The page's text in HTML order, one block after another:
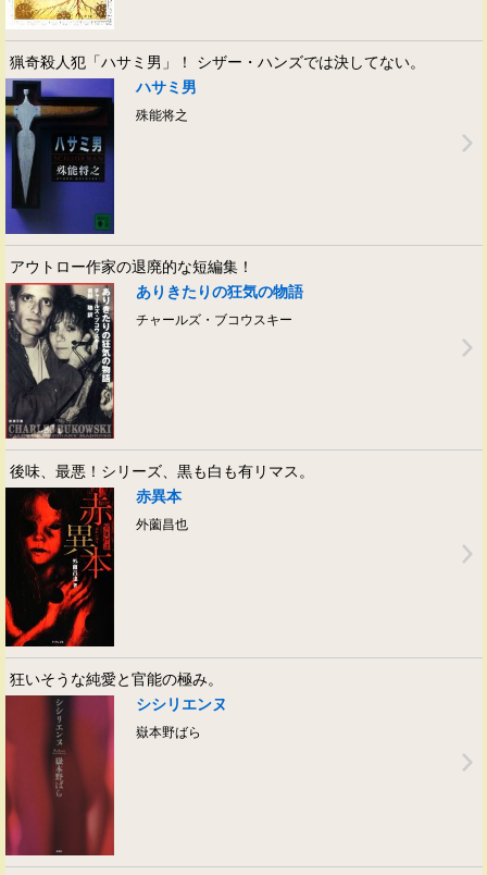
猟奇殺人犯「ハサミ男」！ シザー・ハンズでは決してない。
ハサミ男
殊能将之
アウトロー作家の退廃的な短編集！
ありきたりの狂気の物語
チャールズ・ブコウスキー
後味、最悪！シリーズ、黒も白も有リマス。
赤異本
外薗昌也
狂いそうな純愛と官能の極み。
シシリエンヌ
嶽本野ばら